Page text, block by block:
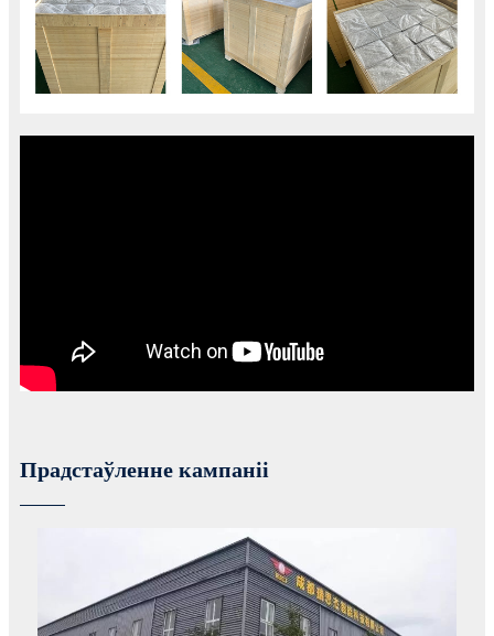
Прадстаўленне кампаніі